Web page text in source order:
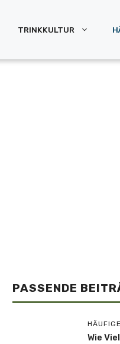
TRINKKULTUR
PASSENDE
Wie